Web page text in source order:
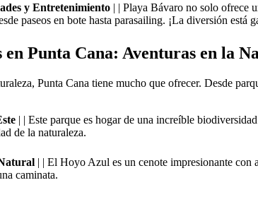
y Entretenimiento| | Playa Bávaro no solo ofrece
paseos en bote hasta parasailing. ¡La diversión está
Punta Cana: Aventuras en la
Punta Cana tiene mucho que ofrecer. Desde
| | Este parque es hogar de una increíble
de la naturaleza.
| | El Hoyo Azul es un cenote impresionante con
caminata.